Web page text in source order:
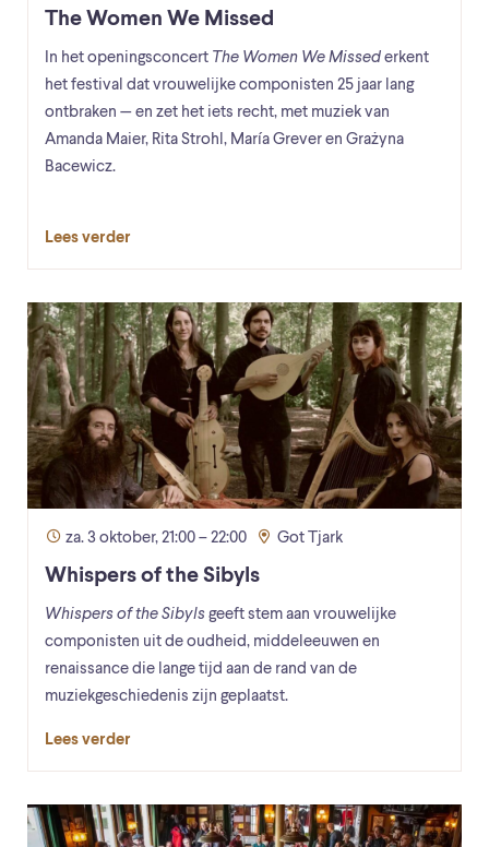
The Women We Missed
In het openingsconcert The Women We Missed erkent
het festival dat vrouwelijke componisten 25 jaar lang
ontbraken — en zet het iets recht, met muziek van
Amanda Maier, Rita Strohl, María Grever en Grażyna
Bacewicz.
Lees verder
za. 3 oktober, 21:00 – 22:00 Got Tjark
Whispers of the Sibyls
Whispers of the Sibyls geeft stem aan vrouwelijke
componisten uit de oudheid, middeleeuwen en
renaissance die lange tijd aan de rand van de
muziekgeschiedenis zijn geplaatst.
Lees verder